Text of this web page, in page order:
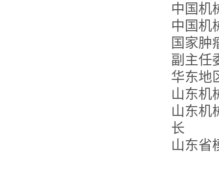
中国机
中国机
国家肿
副主任
华东地
山东机
山东机
长
山东省